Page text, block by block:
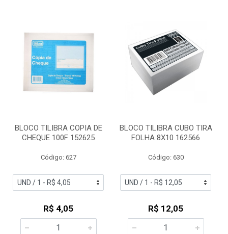
BLOCO TILIBRA COPIA DE
CHEQUE 100F 152625
Código: 627
R$ 4,05
BLOCO TILIBRA CUBO TIRA
FOLHA 8X10 162566
Código: 630
R$ 12,05